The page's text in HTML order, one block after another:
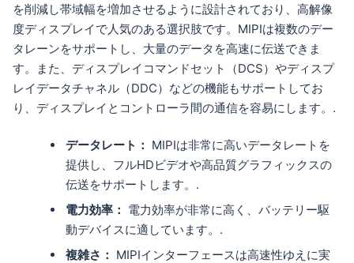
を削減し帯域幅を増加させるように設計されており、高解像
度ディスプレイで人気のある選択肢です。MIPIは複数のデー
タレーンをサポートし、大量のデータを高速に伝送できま
す。また、ディスプレイコマンドセット（DCS）やディスプ
レイデータチャネル（DDC）などの機能もサポートしてお
り、ディスプレイとコントローラ間の通信を容易にします。.
データレート： MIPIは非常に高いデータレートを
提供し、フルHDビデオや高品質グラフィックスの
伝送をサポートします。.
電力効率： 電力効率が非常に高く、バッテリー駆
動デバイスに適しています。.
複雑さ： MIPIインターフェースは高速性ゆえに実